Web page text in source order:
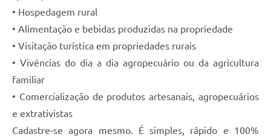
• Hospedagem rural
• Alimentação e bebidas produzidas na propriedade
• Visitação turística em propriedades rurais
• Vivências do dia a dia agropecuário ou da agricultura
familiar
• Comercialização de produtos artesanais, agropecuários
e extrativistas
Cadastre-se agora mesmo. É simples, rápido e 100%